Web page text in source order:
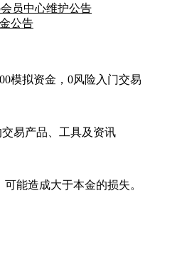
员中心维护公告
公告
模拟资金，0风险入门交易
易产品、工具及资讯
能造成大于本金的损失。